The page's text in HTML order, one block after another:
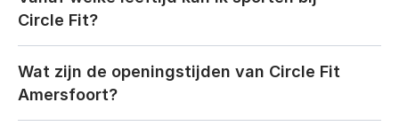
Circle Fit?
Wat zijn de openingstijden van Circle Fit
Amersfoort?